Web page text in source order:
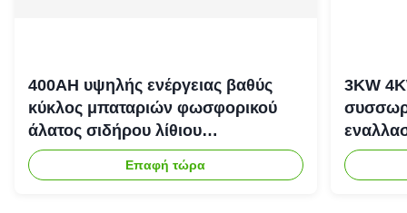
400AH υψηλής ενέργειας βαθύς
κύκλος μπαταριών φωσφορικού
άλατος σιδήρου λίθιου
επανακαταλογηστέος
Επαφή τώρα
3KW